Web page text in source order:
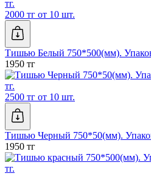
2000 тг от 10 шт.
Тишью Белый 750*500(мм).
1950 тг
2500 тг от 10 шт.
Тишью Черный 750*50(мм).
1950 тг